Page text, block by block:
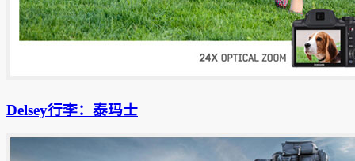
Delsey行李：泰玛士